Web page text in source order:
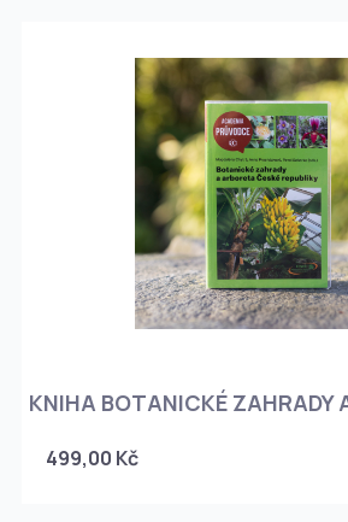
KNIHA BOTANICKÉ ZAHRADY
499,00 Kč